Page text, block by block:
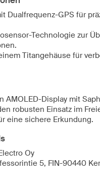
Dualfrequenz-GPS für
Technologie zur
Titangehäuse für
AMOLED-Display mit
robusten Einsatz im
eine sichere Erkundung.
Oy
5, FIN-90440